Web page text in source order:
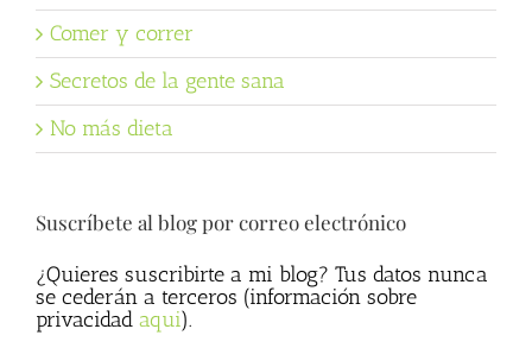
Comer y correr
Secretos de la gente sana
No más dieta
Suscríbete al blog por correo electrónico
¿Quieres suscribirte a mi blog? Tus datos nunca
se cederán a terceros (información sobre
privacidad aqui).